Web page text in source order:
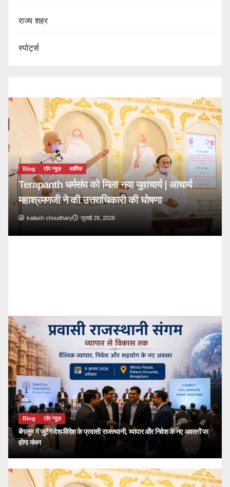
राज्य शहर
स्पोर्ट्स
Blog टॉप न्यूज़
बेंगलूरु में जुटेंगे देश-विदेश के प्रवासी राजस्थानी, व्यापार और निवेश के नए अवसरों पर
होगा मंथन